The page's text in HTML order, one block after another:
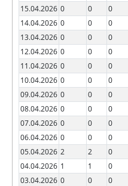
15.04.2026 0 0 0
14.04.2026 0 0 0
13.04.2026 0 0 0
12.04.2026 0 0 0
11.04.2026 0 0 0
10.04.2026 0 0 0
09.04.2026 0 0 0
08.04.2026 0 0 0
07.04.2026 0 0 0
06.04.2026 0 0 0
05.04.2026 2 2 0
04.04.2026 1 1 0
03.04.2026 0 0 0